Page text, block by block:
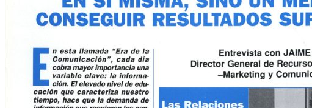
Quem somos
Experiência
Serviços
Clientes